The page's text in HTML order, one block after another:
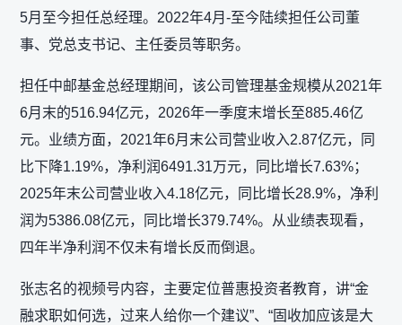
5月至今担任总经理。2022年4月-至今陆续担任公司董
事、党总支书记、主任委员等职务。
担任中邮基金总经理期间，该公司管理基金规模从2021年
6月末的516.94亿元，2026年一季度末增长至885.46亿
元。业绩方面，2021年6月末公司营业收入2.87亿元，同
比下降1.19%，净利润6491.31万元，同比增长7.63%；
2025年末公司营业收入4.18亿元，同比增长28.9%，净利
润为5386.08亿元，同比增长379.74%。从业绩表现看，
四年半净利润不仅未有增长反而倒退。
张志名的视频号内容，主要定位普惠投资者教育，讲“金
融求职如何选，过来人给你一个建议”、“固收加应该是大